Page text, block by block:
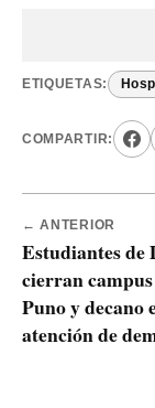
ETIQUETAS:
COMPARTIR:
← ANTERIOR
Estudiantes de
cierran
Puno y decano
atención de